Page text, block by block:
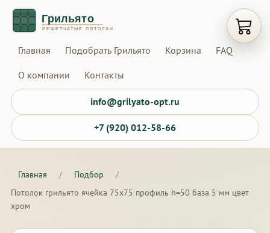
Главная Подобрать Грильято Корзина FAQ
О компании Контакты
info@grilyato-opt.ru
+7 (920) 012-58-66
Главная / Подбор
/
Потолок грильято ячейка 75х75 профиль h=50 база 5 мм цвет
хром